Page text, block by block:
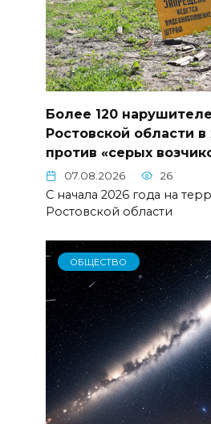
Более 120
Ростовской области
против «серых
07.08.2026 26
С начала 2026 года на
Ростовской области
ОБЩЕСТВО